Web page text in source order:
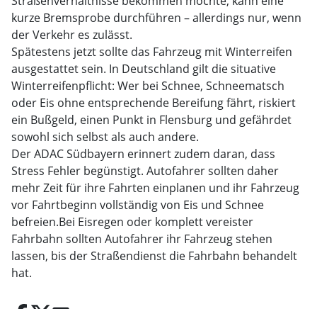
kurze Bremsprobe durchführen – allerdings nur, wenn
der Verkehr es zulässt.
Spätestens jetzt sollte das Fahrzeug mit Winterreifen
ausgestattet sein. In Deutschland gilt die situative
Winterreifenpflicht: Wer bei Schnee, Schneematsch
oder Eis ohne entsprechende Bereifung fährt, riskiert
ein Bußgeld, einen Punkt in Flensburg und gefährdet
sowohl sich selbst als auch andere.
Der ADAC Südbayern erinnert zudem daran, dass
Stress Fehler begünstigt. Autofahrer sollten daher
mehr Zeit für ihre Fahrten einplanen und ihr Fahrzeug
vor Fahrtbeginn vollständig von Eis und Schnee
befreien.Bei Eisregen oder komplett vereister
Fahrbahn sollten Autofahrer ihr Fahrzeug stehen
lassen, bis der Straßendienst die Fahrbahn behandelt
hat.